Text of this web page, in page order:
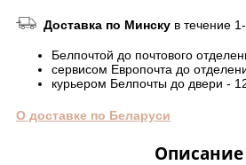
Доставка по Минску в течение
Белпочтой до почтового
сервисом Европочта до
курьером Белпочты до двери -
О доставке по Беларуси
Описание